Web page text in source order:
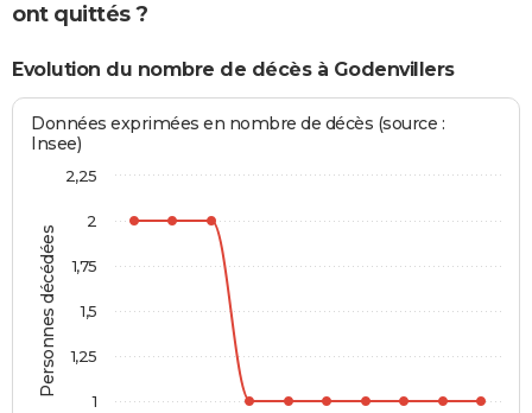
ont quittés ?
Evolution du nombre de décès à Godenvillers
Personnes décédées
Données exprimées en nombre de décès (source :
Insee)
1
1,25
1,5
1,75
2
2,25